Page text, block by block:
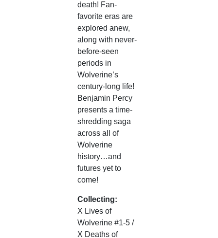
death! Fan-
favorite eras are
explored anew,
along with never-
before-seen
periods in
Wolverine’s
century-long life!
Benjamin Percy
presents a time-
shredding saga
across all of
Wolverine
history…and
futures yet to
come!
Collecting:
X Lives of
Wolverine #1-5 /
X Deaths of